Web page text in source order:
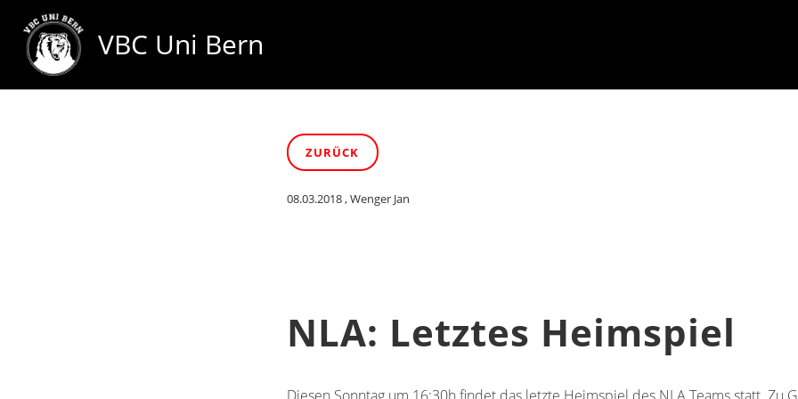
VBC Uni Bern
ZURÜCK
08.03.2018, Wenger Jan
NLA: Letztes Heimspiel